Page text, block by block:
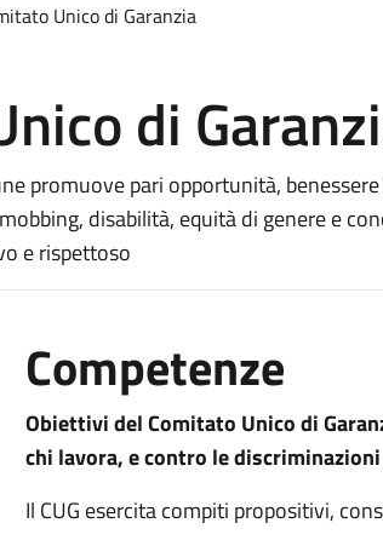
Unico di Garanzia
di
promuove pari opportunità,
disabilità, equità di genere e
e rispettoso
Competenze
Obiettivi del Comitato Unico di
chi lavora, e contro le discriminazioni
Il CUG esercita compiti propositivi,